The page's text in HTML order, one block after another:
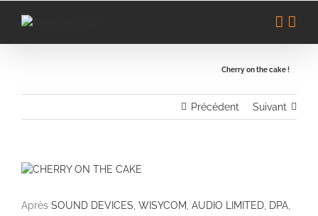
Cherry on the cake !
Précédent Suivant
Voir
Après SOUND DEVICES WISYCOM AUDIO LIMITED DPA